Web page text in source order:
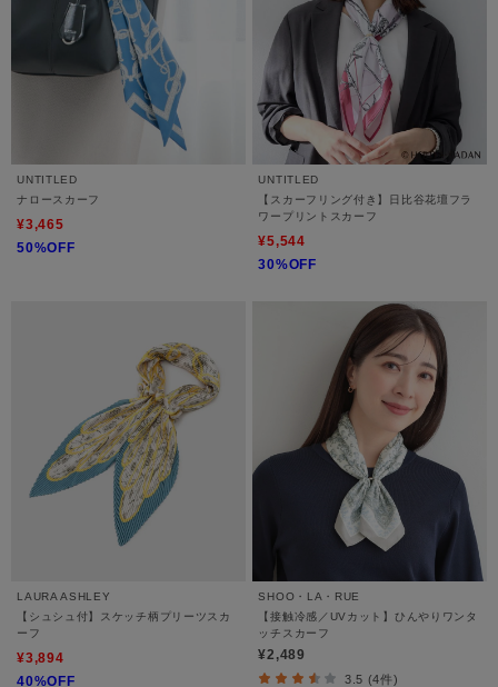
UNTITLED
ナロースカーフ
¥3,465
50%OFF
UNTITLED
【スカーフリング付き】日比谷花壇フラ
ワープリントスカーフ
¥5,544
30%OFF
LAURA ASHLEY
【シュシュ付】スケッチ柄プリーツスカ
ーフ
¥3,894
40%OFF
SHOO・LA・RUE
【接触冷感／UVカット】ひんやりワンタ
ッチスカーフ
¥2,489
3.5 (4件)